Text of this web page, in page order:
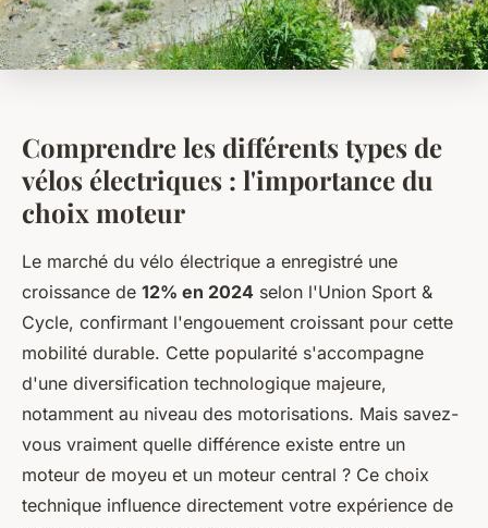
Comprendre les différents types de
vélos électriques : l'importance du
choix moteur
Le marché du vélo électrique a enregistré une
croissance de 12% en 2024 selon l'Union Sport &
Cycle, confirmant l'engouement croissant pour cette
mobilité durable. Cette popularité s'accompagne
d'une diversification technologique majeure,
notamment au niveau des motorisations. Mais savez-
vous vraiment quelle différence existe entre un
moteur de moyeu et un moteur central ? Ce choix
technique influence directement votre expérience de